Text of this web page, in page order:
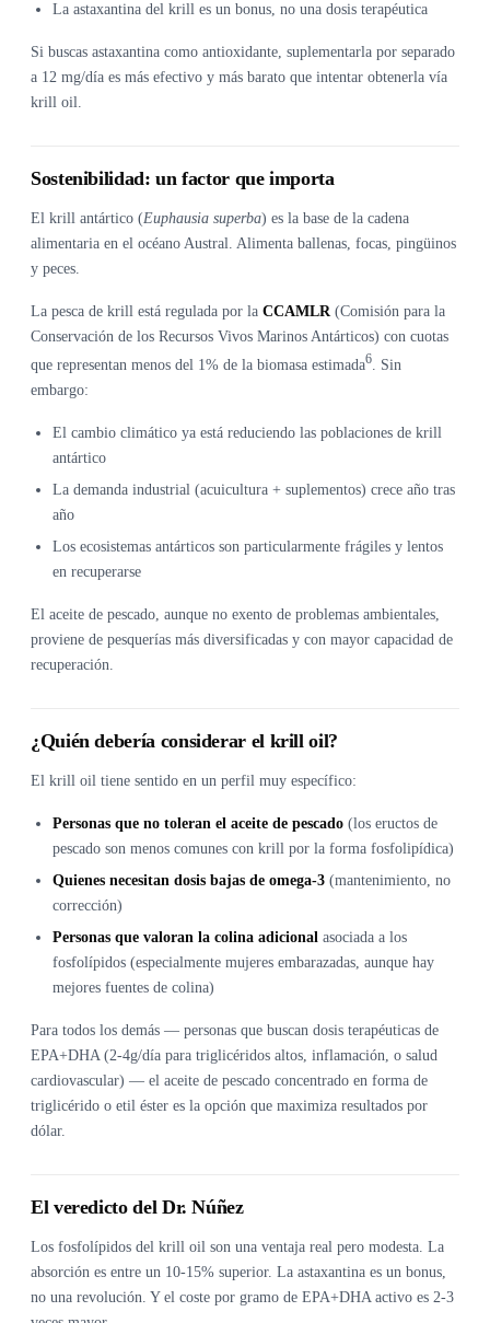
La astaxantina del krill es un bonus, no una dosis terapéutica
Si buscas astaxantina como antioxidante, suplementarla por separado
a 12 mg/día es más efectivo y más barato que intentar obtenerla vía
krill oil.
Sostenibilidad: un factor que importa
El krill antártico (Euphausia superba) es la base de la cadena
alimentaria en el océano Austral. Alimenta ballenas, focas, pingüinos
y peces.
La pesca de krill está regulada por la CCAMLR(Comisión para la
Conservación de los Recursos Vivos Marinos Antárticos) con cuotas
que representan menos del 1% de la biomasa estimada6 . Sin
embargo:
El cambio climático ya está reduciendo las poblaciones de krill
antártico
La demanda industrial (acuicultura + suplementos) crece año tras
año
Los ecosistemas antárticos son particularmente frágiles y lentos
en recuperarse
El aceite de pescado, aunque no exento de problemas ambientales,
proviene de pesquerías más diversificadas y con mayor capacidad de
recuperación.
¿Quién debería considerar el krill oil?
El krill oil tiene sentido en un perfil muy específico:
Personas que no toleran el aceite de pescado (los eructos de
pescado son menos comunes con krill por la forma fosfolipídica)
Quienes necesitan dosis bajas de omega-3 (mantenimiento, no
corrección)
Personas que valoran la colina adicional asociada a los
fosfolípidos (especialmente mujeres embarazadas, aunque hay
mejores fuentes de colina)
Para todos los demás — personas que buscan dosis terapéuticas de
EPA+DHA (2-4g/día para triglicéridos altos, inflamación, o salud
cardiovascular) — el aceite de pescado concentrado en forma de
triglicérido o etil éster es la opción que maximiza resultados por
dólar.
El veredicto del Dr. Núñez
Los fosfolípidos del krill oil son una ventaja real pero modesta. La
absorción es entre un 10-15% superior. La astaxantina es un bonus,
no una revolución. Y el coste por gramo de EPA+DHA activo es 2-3